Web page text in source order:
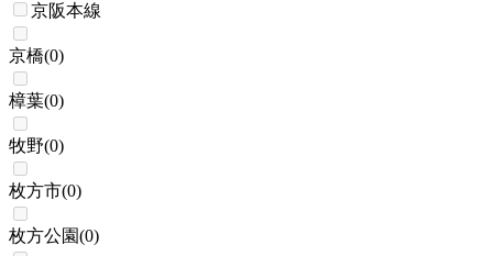
京阪本線
京橋(0)
樟葉(0)
牧野(0)
枚方市(0)
枚方公園(0)